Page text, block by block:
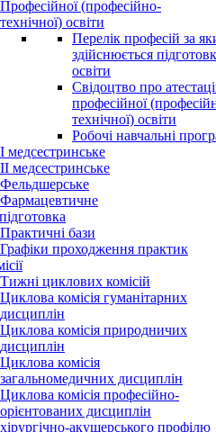
Професійної (професійно-
технічної) освіти
Перелік професій за
здійснюється
освіти
Свідоцтво про
професійної
технічної) освіти
Робочі навчальні
І медсестринське
ІІ медсестринське
Фельдшерське
Фармацевтичне
Практичні бази
Графіки проходження практик
Тижні циклових комісій
Циклова комісія гуманітарних
дисциплін
Циклова комісія природничих
дисциплін
Циклова комісія
загальномедичних дисциплін
Циклова комісія професійно-
орієнтованих дисциплін
хірургічно-акушерського профілю